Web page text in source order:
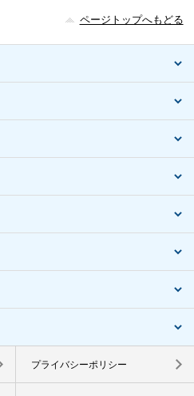
ページトップへもどる
プライバシーポリシー